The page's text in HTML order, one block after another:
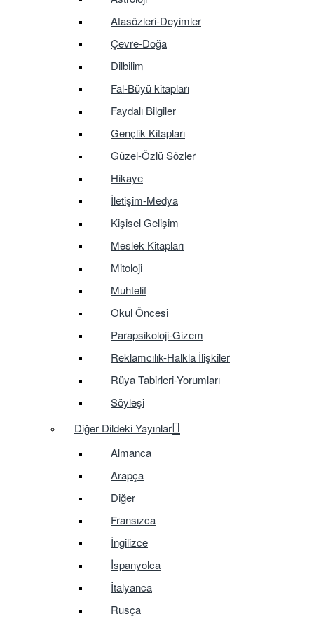
Atasözleri-Deyimler
Çevre-Doğa
Dilbilim
Fal-Büyü kitapları
Faydalı Bilgiler
Gençlik Kitapları
Güzel-Özlü Sözler
Hikaye
İletişim-Medya
Kişisel Gelişim
Meslek Kitapları
Mitoloji
Muhtelif
Okul Öncesi
Parapsikoloji-Gizem
Reklamcılık-Halkla İlişkiler
Rüya Tabirleri-Yorumları
Söyleşi
Diğer Dildeki Yayınlar
Almanca
Arapça
Diğer
Fransızca
İngilizce
İspanyolca
İtalyanca
Rusça